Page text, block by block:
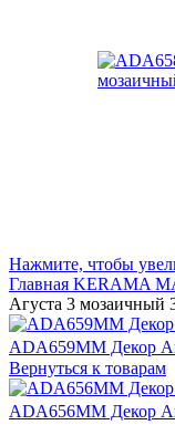
Нажмите, чтобы
Главная KERAMA
Агуста 3 мозаичный
ADA659MM Декор
Вернуться к товарам
ADA656MM Декор